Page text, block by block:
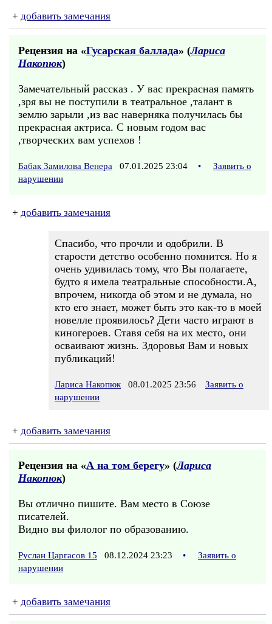
+ добавить замечания
Рецензия на «Гусарская баллада» (Лариса
Накопюк)
Замечательный рассказ . У вас прекрасная память
,зря вы не поступили в театральное ,талант в
землю зарыли ,из вас наверняка получилась бы
прекрасная актриса. С новым годом вас
,творческих вам успехов !
Бабак Замилова Венера 07.01.2025 23:04 •
Заявить о
нарушении
+ добавить замечания
Спасибо, что прочли и одобрили. В
старости детство особенно помнится. Но я
очень удивилась тому, что Вы полагаете,
будто я имела театральные способности.А,
впрочем, никогда об этом и не думала, но
кто его знает, может быть это как-то в моей
новелле проявилось? Дети часто играют в
киногероев. Ставя себя на их место, они
осваивают жизнь. Здоровья Вам и новых
публикаций!
Лариса Накопюк 08.01.2025 23:56
Заявить о
нарушении
+ добавить замечания
Рецензия на «А на том берегу» (Лариса
Накопюк)
Вы отлично пишите. Вам место в Союзе
писателей.
Видно вы филолог по образованию.
Руслан Царгасов 15 08.12.2024 23:23 •
Заявить о
нарушении
+ добавить замечания